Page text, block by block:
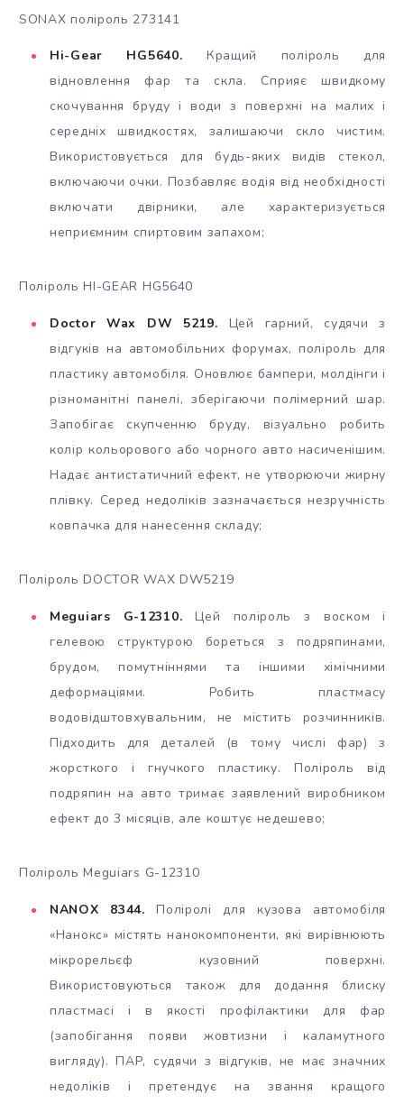
SONAX поліроль 273141
Hi-Gear HG5640. Кращий поліроль для
відновлення фар та скла. Сприяє швидкому
скочування бруду і води з поверхні на малих і
середніх швидкостях, залишаючи скло чистим.
Використовується для будь-яких видів стекол,
включаючи очки. Позбавляє водія від необхідності
включати двірники, але характеризується
неприємним спиртовим запахом;
Поліроль HI-GEAR HG5640
Doctor Wax DW 5219. Цей гарний, судячи з
відгуків на автомобільних форумах, поліроль для
пластику автомобіля. Оновлює бампери, молдінги і
різноманітні панелі, зберігаючи полімерний шар.
Запобігає скупченню бруду, візуально робить
колір кольорового або чорного авто насиченішим.
Надає антистатичний ефект, не утворюючи жирну
плівку. Серед недоліків зазначається незручність
ковпачка для нанесення складу;
Поліроль DOCTOR WAX DW5219
Meguiars G-12310. Цей поліроль з воском і
гелевою структурою бореться з подряпинами,
брудом, помутніннями та іншими хімічними
деформаціями. Робить пластмасу
водовідштовхувальним, не містить розчинників.
Підходить для деталей (в тому числі фар) з
жорсткого і гнучкого пластику. Поліроль від
подряпин на авто тримає заявлений виробником
ефект до 3 місяців, але коштує недешево;
Поліроль Meguiars G-12310
NANOX 8344. Поліролі для кузова автомобіля
«Нанокс» містять нанокомпоненти, які вирівнюють
мікрорельєф кузовний поверхні.
Використовуються також для додання блиску
пластмасі і в якості профілактики для фар
(запобігання появи жовтизни і каламутного
вигляду). ПАР, судячи з відгуків, не має значних
недоліків і претендує на звання кращого